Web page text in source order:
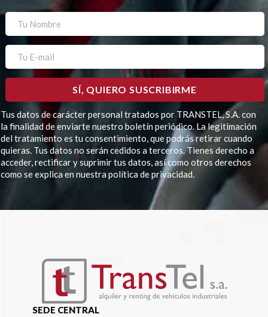
Tus datos de carácter personal tratados por TRANSTEL, S.A. con
la finalidad de enviarte nuestro boletín periódico. La legitimación
del tratamiento es tu consentimiento, que podrás retirar cuando
quieras. Tus datos no serán cedidos a terceros. Tienes derecho a
acceder, rectificar y suprimir tus datos, así como otros derechos
como se explica en nuestra política de privacidad.
SEDE CENTRAL